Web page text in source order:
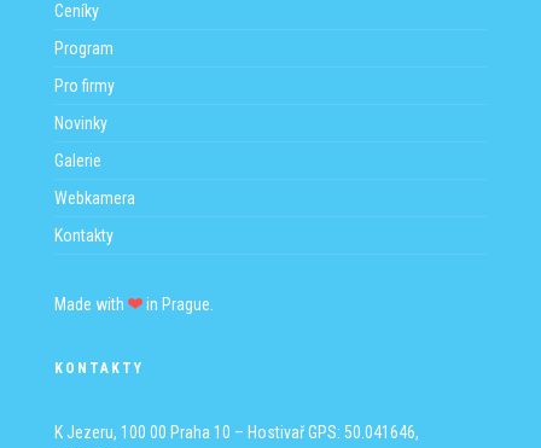
Ceníky
Program
Pro firmy
Novinky
Galerie
Webkamera
Kontakty
Made with in Prague.
KONTAKTY
K Jezeru, 100 00 Praha 10 – HostivařGPS: 50.041646,